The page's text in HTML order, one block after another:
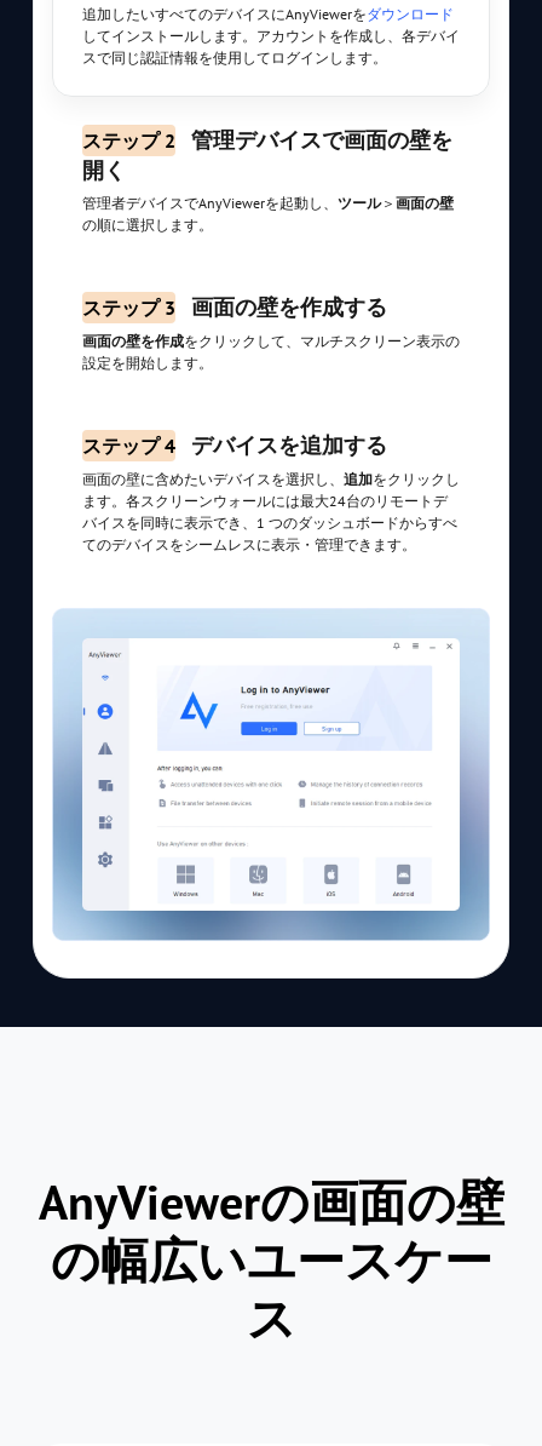
追加したいすべてのデバイスにAnyViewerをダウンロード
してインストールします。アカウントを作成し、各デバイ
スで同じ認証情報を使用してログインします。
ステップ 2
管理デバイスで画面の壁を
開く
管理者デバイスでAnyViewerを起動し、 ツール＞ 画面の壁
の順に選択します。
ステップ 3 画面の壁を作成する
画面の壁を作成をクリックして、マルチスクリーン表示の
設定を開始します。
ステップ 4 デバイスを追加する
画面の壁に含めたいデバイスを選択し、 追加をクリックし
ます。各スクリーンウォールには最大24台のリモートデ
バイスを同時に表示でき、1 つのダッシュボードからすべ
てのデバイスをシームレスに表示・管理できます。
AnyViewerの画面の壁
の幅広いユースケー
ス